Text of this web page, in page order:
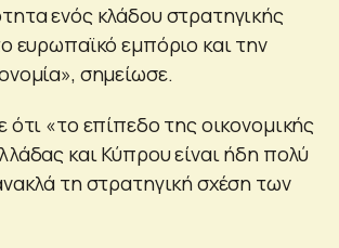
ενός κλάδου στρατηγικής
ευρωπαϊκό εμπόριο και την
σημείωσε.
ότι «το επίπεδο της οικονομικής
και Κύπρου είναι ήδη πολύ
τη στρατηγική σχέση των